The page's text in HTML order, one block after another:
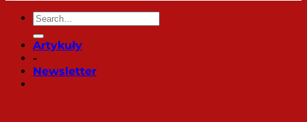
Artykuły
-
Newsletter